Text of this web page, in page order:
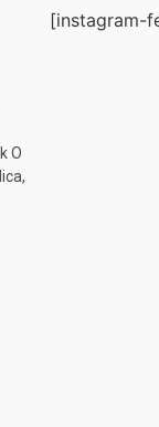
O
[instagram-